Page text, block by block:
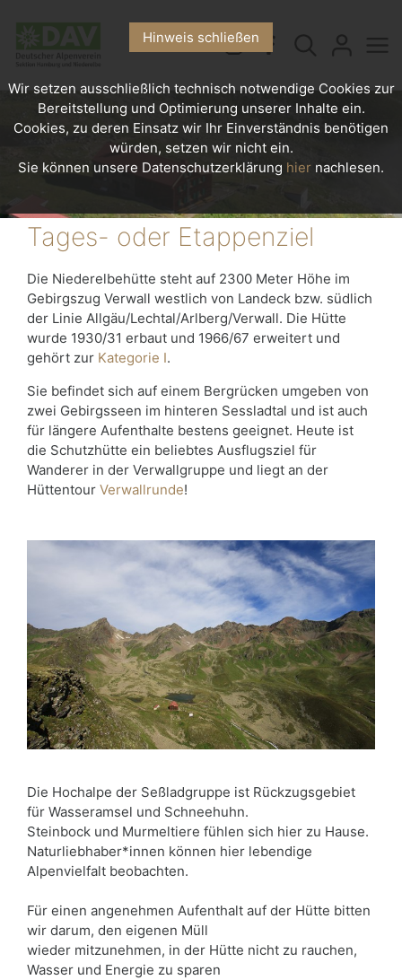
Tages- oder Etappenziel
Die Niederelbehütte steht auf 2300 Meter Höhe im
Gebirgszug Verwall westlich von Landeck bzw. südlich
der Linie Allgäu/Lechtal/Arlberg/Verwall. Die Hütte
wurde 1930/31 erbaut und 1966/67 erweitert und
gehört zur Kategorie I.
Sie befindet sich auf einem Bergrücken umgeben von
zwei Gebirgsseen im hinteren Sessladtal und ist auch
für längere Aufenthalte bestens geeignet. Heute ist
die Schutzhütte ein beliebtes Ausflugsziel für
Wanderer in der Verwallgruppe und liegt an der
Hüttentour Verwallrunde!
Die Hochalpe der Seßladgruppe ist Rückzugsgebiet
für Wasseramsel und Schneehuhn.
Steinbock und Murmeltiere fühlen sich hier zu Hause.
Naturliebhaber*innen können hier lebendige
Alpenvielfalt beobachten.
Für einen angenehmen Aufenthalt auf der Hütte bitten
wir darum, den eigenen Müll
wieder mitzunehmen, in der Hütte nicht zu rauchen,
Wasser und Energie zu sparen
Hinweis schließen
Wir setzen ausschließlich technisch notwendige Cookies zur
Bereitstellung und Optimierung unserer Inhalte ein.
Cookies, zu deren Einsatz wir Ihr Einverständnis benötigen
würden, setzen wir nicht ein.
Sie können unsere Datenschutzerklärung hier nachlesen.